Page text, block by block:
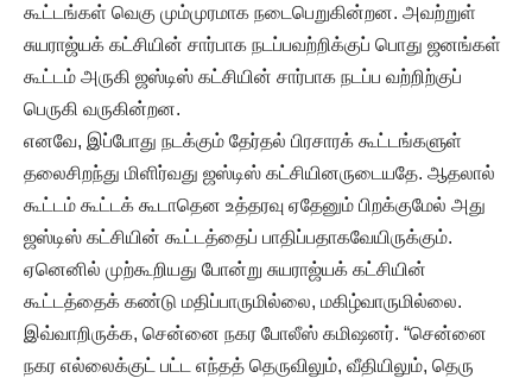
கூட்டங்கள் வெகு மும்முரமாக நடைபெறுகின்றன. அவற்றுள்
சுயராஜ்யக் கட்சியின் சார்பாக நடப்பவற்றிக்குப் பொது ஜனங்கள்
கூட்டம் அருகி ஜஸ்டிஸ் கட்சியின் சார்பாக நடப்ப வற்றிற்குப்
பெருகி வருகின்றன.
எனவே, இப்போது நடக்கும் தேர்தல் பிரசாரக் கூட்டங்களுள்
தலைசிறந்து மிளிர்வது ஜஸ்டிஸ் கட்சியினருடையதே. ஆதலால்
கூட்டம் கூட்டக் கூடாதென உத்தரவு ஏதேனும் பிறக்குமேல் அது
ஜஸ்டிஸ் கட்சியின் கூட்டத்தைப் பாதிப்பதாகவேயிருக்கும்.
ஏனெனில் முற்கூறியது போன்று சுயராஜ்யக் கட்சியின்
கூட்டத்தைக் கண்டு மதிப்பாருமில்லை, மகிழ்வாருமில்லை.
இவ்வாறிருக்க, சென்னை நகர போலீஸ் கமிஷனர். “சென்னை
நகர எல்லைக்குட் பட்ட எந்தத் தெருவிலும், வீதியிலும், தெரு